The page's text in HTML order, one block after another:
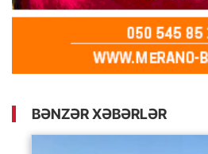
BƏNZƏR XƏBƏRLƏR